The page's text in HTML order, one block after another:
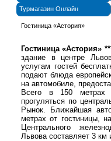
Турмагазин Онлайн
Гостиница «Астория»
Гостиница «Астория»
здание в центре
услугам гостей
подают блюда
на автомобиле,
Всего в 150 метрах
прогуляться по
Рынок. Ближайшая
метрах от гостиницы,
Центрального
Львова составляет 3 км